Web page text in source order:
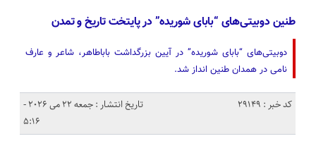
طنین دوبیتی‌های “بابای شوریده” در پایتخت تاریخ و تمدن
دوبیتی‌های “بابای شوریده” در آیین بزرگداشت باباطاهر، شاعر و عارف
نامی در همدان طنین انداز شد.
کد خبر : 29149
تاریخ انتشار : جمعه 22 می 2026 -
5:16